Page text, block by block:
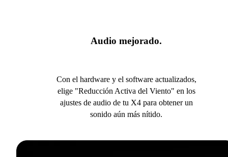
Audio mejorado.
Con el hardware y el software actualizados,
elige "Reducción Activa del Viento" en los
ajustes de audio de tu X4 para obtener un
sonido aún más nítido.